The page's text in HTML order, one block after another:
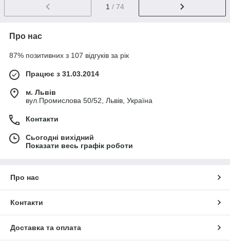
1 / 74
Про нас
87% позитивних з 107 відгуків за рік
Працює з 31.03.2014
м. Львів
вул.Промислова 50/52, Львів, Україна
Контакти
Сьогодні вихідний
Показати весь графік роботи
Про нас
Контакти
Доставка та оплата